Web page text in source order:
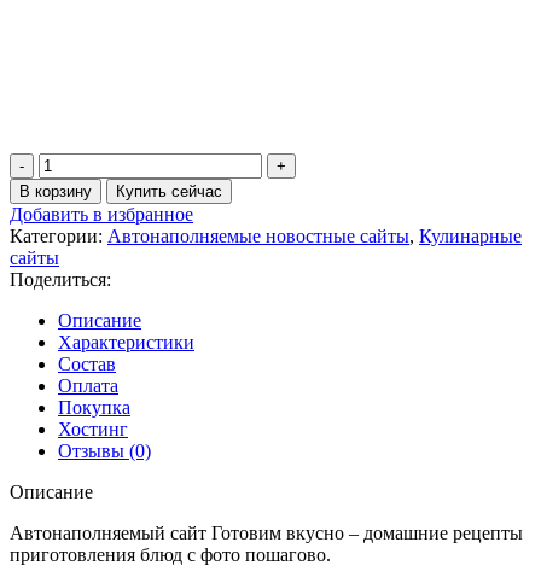
Количество
товара
Готовим
вкусно,
автонаполняемый
кулинарными
рецептами
сайт
на
вордпресс,
№604
В корзину Купить сейчас
Добавить в избранное
Категории: Автонаполняемые новостные сайты, Кулинарные
сайты
Поделиться:
Описание
Характеристики
Состав
Оплата
Покупка
Хостинг
Отзывы (0)
Описание
Автонаполняемый сайт Готовим вкусно – домашние рецепты
приготовления блюд с фото пошагово.